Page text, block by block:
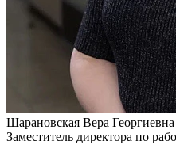
Шарановская Вера Георгиевна
Заместитель директора по